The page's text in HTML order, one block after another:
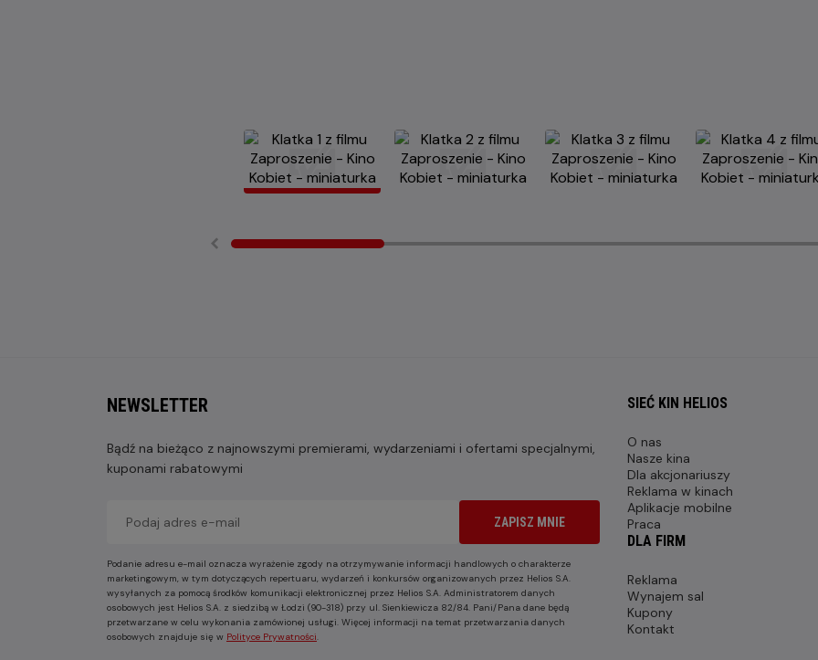
NEWSLETTER
Bądź na bieżąco z najnowszymi premierami, wydarzeniami i ofertami specjalnymi,
kuponami rabatowymi
ZAPISZ MNIE
Podanie adresu e-mail oznacza wyrażenie zgody na otrzymywanie informacji handlowych o charakterze
marketingowym, w tym dotyczących repertuaru, wydarzeń i konkursów organizowanych przez Helios S.A.
wysyłanych za pomocą środków komunikacji elektronicznej przez Helios S.A. Administratorem danych
osobowych jest Helios S.A. z siedzibą w Łodzi (90-318) przy ul. Sienkiewicza 82/84. Pani/Pana dane będą
przetwarzane w celu wykonania zamówionej usługi. Więcej informacji na temat przetwarzania danych
osobowych znajduje się w Polityce Prywatności.
SIEĆ KIN HELIOS
O nas
Nasze kina
Dla akcjonariuszy
Reklama w kinach
Aplikacje mobilne
Praca
DLA FIRM
Reklama
Wynajem sal
Kupony
Kontakt